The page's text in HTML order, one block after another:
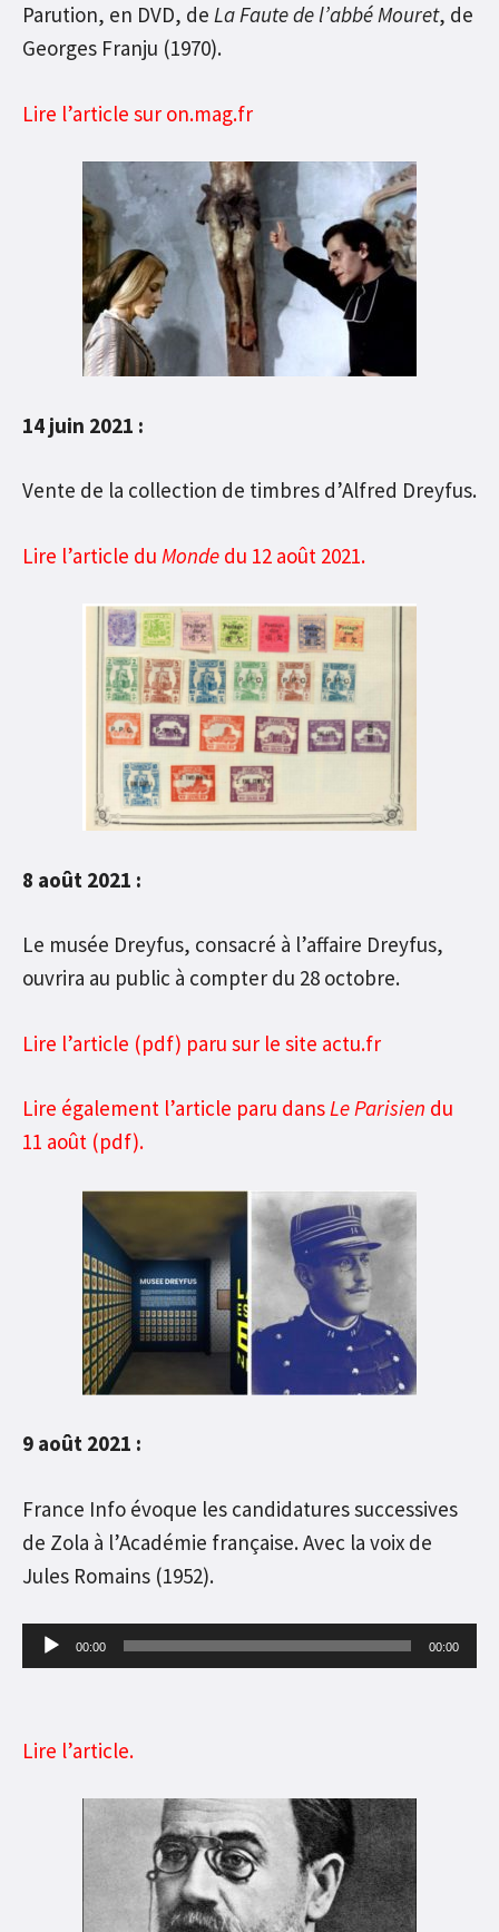
Parution, en DVD, de La Faute de l’abbé Mouret, de
Georges Franju (1970).
Lire l’article sur on.mag.fr
14 juin 2021 :
Vente de la collection de timbres d’Alfred Dreyfus.
Lire l’article du Monde du 12 août 2021.
8 août 2021 :
Le musée Dreyfus, consacré à l’affaire Dreyfus,
ouvrira au public à compter du 28 octobre.
Lire l’article (pdf) paru sur le site actu.fr
Lire également l’article paru dansLe Parisien du
11 août (pdf).
9 août 2021 :
France Info évoque les candidatures successives
de Zola à l’Académie française. Avec la voix de
Jules Romains (1952).
Lecteur
audio
00:00 00:00
Lire l’article.